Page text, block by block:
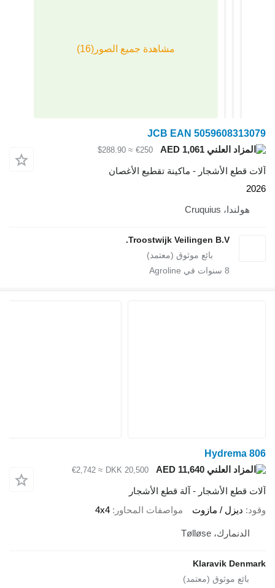
JCB EAN
AED 1,061
€250
≈ $288.90
- ماكينة تقطيع الأغصان
Troostwijk Veilingen
سنوات في Agroline
AED 11,640
DKK 20,500
≈ €2,742
- آلة قطع الأشجار
/ مازوت
مواصفات المحاور 4x4
Klaravik